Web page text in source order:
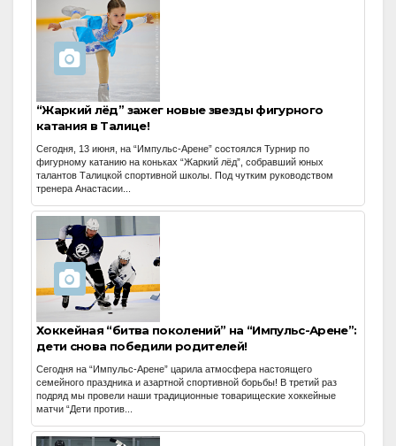
“Жаркий лёд” зажег новые звезды фигурного
катания в Талице!
Сегодня, 13 июня, на “Импульс-Арене” состоялся Турнир по
фигурному катанию на коньках “Жаркий лёд”, собравший юных
талантов Талицкой спортивной школы. Под чутким руководством
тренера Анастасии...
Хоккейная “битва поколений” на “Импульс-Арене”:
дети снова победили родителей!
Сегодня на “Импульс-Арене” царила атмосфера настоящего
семейного праздника и азартной спортивной борьбы! В третий раз
подряд мы провели наши традиционные товарищеские хоккейные
матчи “Дети против...